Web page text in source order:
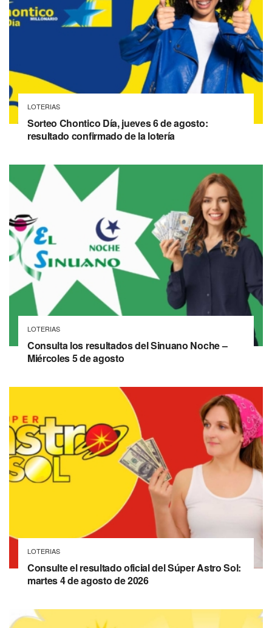
LOTERIAS
Sorteo Chontico Día, jueves 6 de agosto:
resultado confirmado de la lotería
LOTERIAS
Consulta los resultados del Sinuano Noche –
Miércoles 5 de agosto
LOTERIAS
Consulte el resultado oficial del Súper Astro Sol:
martes 4 de agosto de 2026